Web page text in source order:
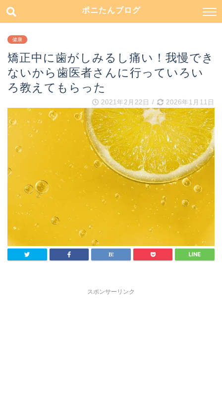
ポニたんブログ
健康
矯正中に歯がしみるし痛い！我慢でき
ないから歯医者さんに行っていろい
ろ教えてもらった
2021年2月22日 / 2026年1月11日
スポンサーリンク